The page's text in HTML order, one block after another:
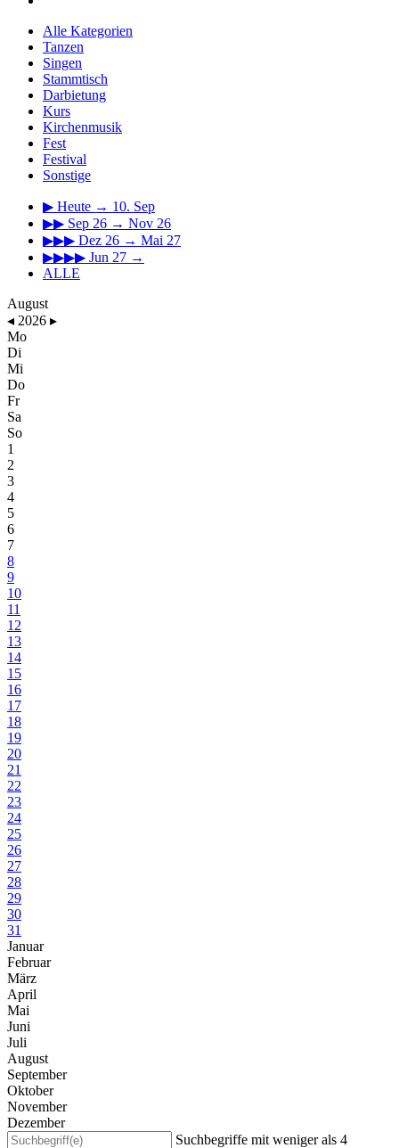
Alle Kategorien
Tanzen
Singen
Stammtisch
Darbietung
Kurs
Kirchenmusik
Fest
Festival
Sonstige
▶ Heute → 10. Sep
▶▶ Sep 26 → Nov 26
▶▶▶ Dez 26 → Mai 27
▶▶▶▶ Jun 27 →
ALLE
August
◂ 2026 ▸
Mo
Di
Mi
Do
Fr
Sa
So
1
2
3
4
5
6
7
8
9
10
11
12
13
14
15
16
17
18
19
20
21
22
23
24
25
26
27
28
29
30
31
Januar
Februar
März
April
Mai
Juni
Juli
August
September
Oktober
November
Dezember
Suchbegriffe mit weniger als 4